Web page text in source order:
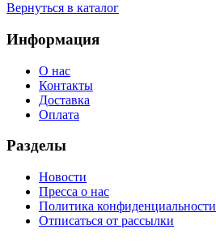
Вернуться в каталог
Информация
О нас
Контакты
Доставка
Оплата
Разделы
Новости
Пресса о нас
Политика конфиденциальности
Отписаться от рассылки